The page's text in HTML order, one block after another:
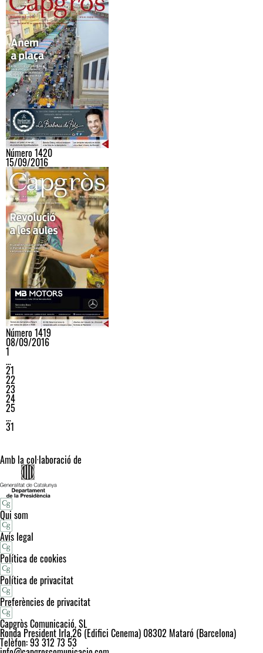
Número 1420
15/09/2016
Número 1419
08/09/2016
1
…
21
22
23
24
25
…
31
Amb la col·laboració de
Qui som
Avís legal
Política de cookies
Política de privacitat
Preferències de privacitat
Capgròs Comunicació, SL
Ronda President Irla,26 (Edifici Cenema) 08302 Mataró (Barcelona)
Telèfon: 93 312 73 53